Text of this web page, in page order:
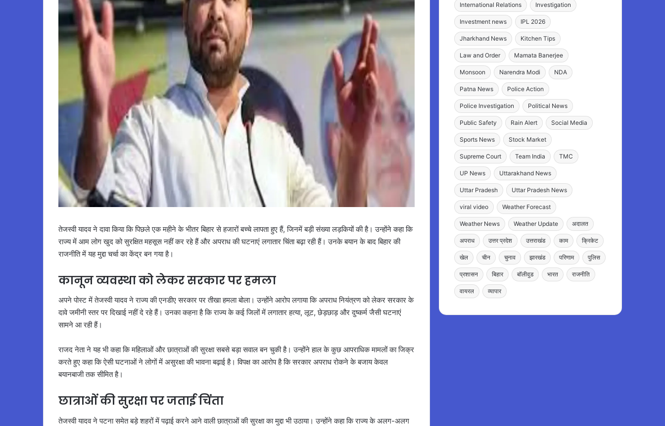
तेजस्वी यादव ने दावा किया कि पिछले एक महीने के भीतर बिहार से हजारों बच्चे लापता हुए हैं, जिनमें बड़ी संख्या लड़कियों की है। उन्होंने कहा कि
राज्य में आम लोग खुद को सुरक्षित महसूस नहीं कर रहे हैं और अपराध की घटनाएं लगातार चिंता बढ़ा रही हैं। उनके बयान के बाद बिहार की
राजनीति में यह मुद्दा चर्चा का केंद्र बन गया है।
कानून व्यवस्था को लेकर सरकार पर हमला
अपने पोस्ट में तेजस्वी यादव ने राज्य की एनडीए सरकार पर तीखा हमला बोला। उन्होंने आरोप लगाया कि अपराध नियंत्रण को लेकर सरकार के
दावे जमीनी स्तर पर दिखाई नहीं दे रहे हैं। उनका कहना है कि राज्य के कई जिलों में लगातार हत्या, लूट, छेड़छाड़ और दुष्कर्म जैसी घटनाएं
सामने आ रही हैं।
राजद नेता ने यह भी कहा कि महिलाओं और छात्राओं की सुरक्षा सबसे बड़ा सवाल बन चुकी है। उन्होंने हाल के कुछ आपराधिक मामलों का जिक्र
करते हुए कहा कि ऐसी घटनाओं ने लोगों में असुरक्षा की भावना बढ़ाई है। विपक्ष का आरोप है कि सरकार अपराध रोकने के बजाय केवल
बयानबाजी तक सीमित है।
छात्राओं की सुरक्षा पर जताई चिंता
तेजस्वी यादव ने पटना समेत बड़े शहरों में पढ़ाई करने आने वाली छात्राओं की सुरक्षा का मुद्दा भी उठाया। उन्होंने कहा कि राज्य के अलग-अलग
International Relations Investigation
Investment news IPL 2026
Jharkhand News Kitchen Tips
Law and Order Mamata Banerjee
Monsoon Narendra Modi NDA
Patna News Police Action
Police Investigation Political News
Public Safety Rain Alert Social Media
Sports News Stock Market
Supreme Court Team India TMC
UP News Uttarakhand News
Uttar Pradesh Uttar Pradesh News
viral video Weather Forecast
Weather News Weather Update अदालत
अपराध उत्तर प्रदेश उत्तराखंड काम क्रिकेट
खेल चीन चुनाव झारखंड परिणाम पुलिस
प्रशासन बिहार बॉलीवुड भारत राजनीति
वायरल व्यापार